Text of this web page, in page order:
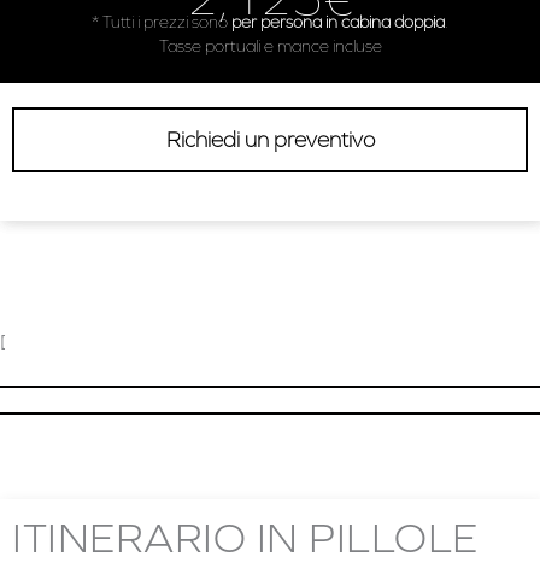
* Tutti i prezzi sono per persona in cabina doppia.
Tasse portuali e mance incluse
Richiedi un preventivo
[
ITINERARIO IN PILLOLE